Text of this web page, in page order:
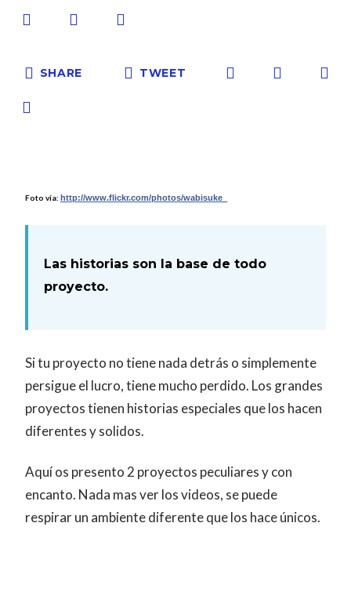
SHARE TWEET
Foto vía: http://www.flickr.com/photos/wabisuke_
Las historias son la base de todo
proyecto.
Si tu proyecto no tiene nada detrás o simplemente
persigue el lucro, tiene mucho perdido. Los grandes
proyectos tienen historias especiales que los hacen
diferentes y solidos.
Aquí os presento 2 proyectos peculiares y con
encanto. Nada mas ver los videos, se puede
respirar un ambiente diferente que los hace únicos.